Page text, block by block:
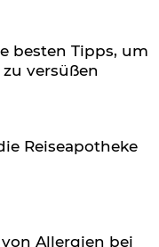
besten Tipps, um
versüßen
Reiseapotheke
Allergien bei